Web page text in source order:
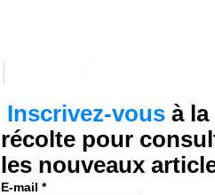
Inscrivez-vous à
récolte pour
les nouveaux
E-mail *